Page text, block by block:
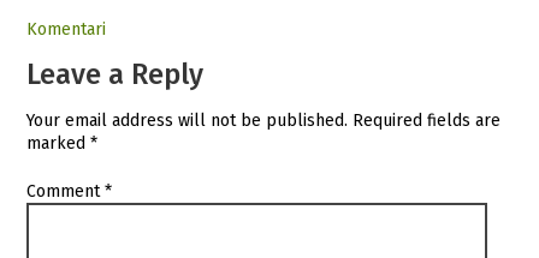
Komentari
Leave a Reply
Your email address will not be published. Required fields are
marked*
Comment*